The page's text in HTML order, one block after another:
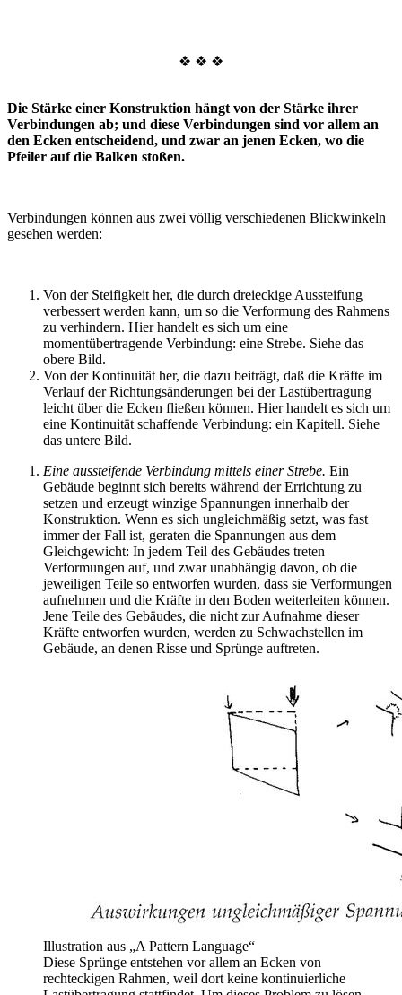
❖ ❖ ❖
Die Stärke einer Konstruktion hängt von der Stärke ihrer
Verbindungen ab; und diese Verbindungen sind vor allem an
den Ecken entscheidend, und zwar an jenen Ecken, wo die
Pfeiler auf die Balken stoßen.
Verbindungen können aus zwei völlig verschiedenen Blickwinkeln
gesehen werden:
Von der Steifigkeit her, die durch dreieckige Aussteifung
verbessert werden kann, um so die Verformung des Rahmens
zu verhindern. Hier handelt es sich um eine
momentübertragende Verbindung: eine Strebe. Siehe das
obere Bild.
Von der Kontinuität her, die dazu beiträgt, daß die Kräfte im
Verlauf der Richtungsänderungen bei der Lastübertragung
leicht über die Ecken fließen können. Hier handelt es sich um
eine Kontinuität schaffende Verbindung: ein Kapitell. Siehe
das untere Bild.
Eine aussteifende Verbindung mittels einer Strebe. Ein
Gebäude beginnt sich bereits während der Errichtung zu
setzen und erzeugt winzige Spannungen innerhalb der
Konstruktion. Wenn es sich ungleichmäßig setzt, was fast
immer der Fall ist, geraten die Spannungen aus dem
Gleichgewicht: In jedem Teil des Gebäudes treten
Verformungen auf, und zwar unabhängig davon, ob die
jeweiligen Teile so entworfen wurden, dass sie Verformungen
aufnehmen und die Kräfte in den Boden weiterleiten können.
Jene Teile des Gebäudes, die nicht zur Aufnahme dieser
Kräfte entworfen wurden, werden zu Schwachstellen im
Gebäude, an denen Risse und Sprünge auftreten.
Illustration aus „A Pattern Language“
Diese Sprünge entstehen vor allem an Ecken von
rechteckigen Rahmen, weil dort keine kontinuierliche